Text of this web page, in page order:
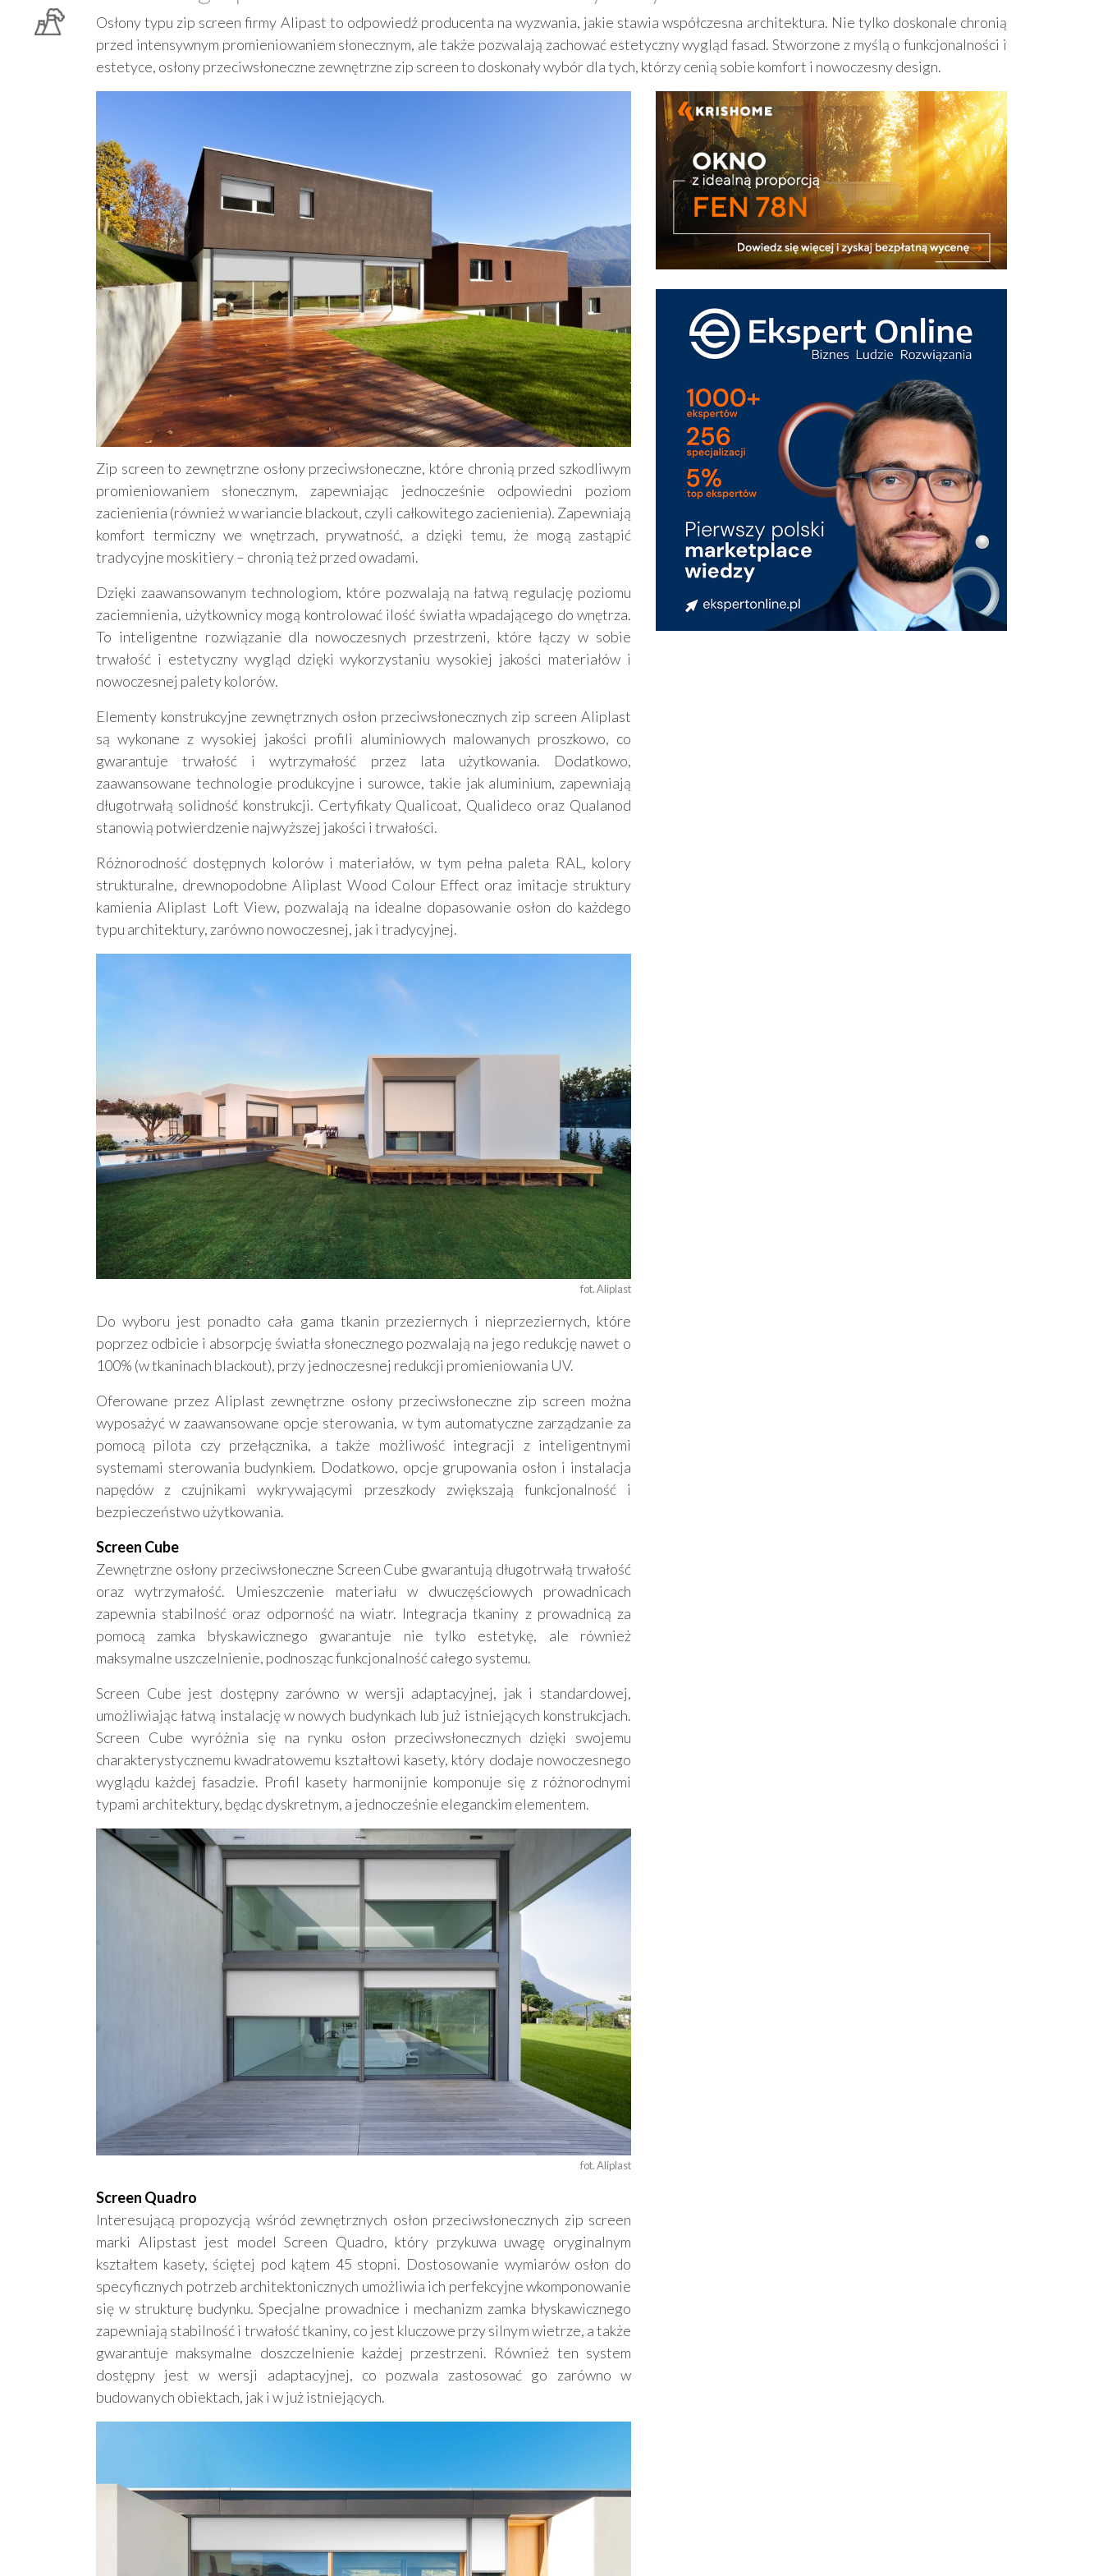
Osłony typu zip screen firmy Alipast to odpowiedź producenta na wyzwania, jakie stawia współczesna architektura. Nie tylko doskonale chronią
przed intensywnym promieniowaniem słonecznym, ale także pozwalają zachować estetyczny wygląd fasad. Stworzone z myślą o funkcjonalności i
estetyce, osłony przeciwsłoneczne zewnętrzne zip screen to doskonały wybór dla tych, którzy cenią sobie komfort i nowoczesny design.
Zip screen to zewnętrzne osłony przeciwsłoneczne, które chronią przed szkodliwym
promieniowaniem słonecznym, zapewniając jednocześnie odpowiedni poziom
zacienienia (również w wariancie blackout, czyli całkowitego zacienienia). Zapewniają
komfort termiczny we wnętrzach, prywatność, a dzięki temu, że mogą zastąpić
tradycyjne moskitiery – chronią też przed owadami.
Dzięki zaawansowanym technologiom, które pozwalają na łatwą regulację poziomu
zaciemnienia, użytkownicy mogą kontrolować ilość światła wpadającego do wnętrza.
To inteligentne rozwiązanie dla nowoczesnych przestrzeni, które łączy w sobie
trwałość i estetyczny wygląd dzięki wykorzystaniu wysokiej jakości materiałów i
nowoczesnej palety kolorów.
Elementy konstrukcyjne zewnętrznych osłon przeciwsłonecznych zip screen Aliplast
są wykonane z wysokiej jakości profili aluminiowych malowanych proszkowo, co
gwarantuje trwałość i wytrzymałość przez lata użytkowania. Dodatkowo,
zaawansowane technologie produkcyjne i surowce, takie jak aluminium, zapewniają
długotrwałą solidność konstrukcji. Certyfikaty Qualicoat, Qualideco oraz Qualanod
stanowią potwierdzenie najwyższej jakości i trwałości.
Różnorodność dostępnych kolorów i materiałów, w tym pełna paleta RAL, kolory
strukturalne, drewnopodobne Aliplast Wood Colour Effect oraz imitacje struktury
kamienia Aliplast Loft View, pozwalają na idealne dopasowanie osłon do każdego
typu architektury, zarówno nowoczesnej, jak i tradycyjnej.
fot. Aliplast
Do wyboru jest ponadto cała gama tkanin przeziernych i nieprzeziernych, które
poprzez odbicie i absorpcję światła słonecznego pozwalają na jego redukcję nawet o
100% (w tkaninach blackout), przy jednoczesnej redukcji promieniowania UV.
Oferowane przez Aliplast zewnętrzne osłony przeciwsłoneczne zip screen można
wyposażyć w zaawansowane opcje sterowania, w tym automatyczne zarządzanie za
pomocą pilota czy przełącznika, a także możliwość integracji z inteligentnymi
systemami sterowania budynkiem. Dodatkowo, opcje grupowania osłon i instalacja
napędów z czujnikami wykrywającymi przeszkody zwiększają funkcjonalność i
bezpieczeństwo użytkowania.
Screen Cube
Zewnętrzne osłony przeciwsłoneczne Screen Cube gwarantują długotrwałą trwałość
oraz wytrzymałość. Umieszczenie materiału w dwuczęściowych prowadnicach
zapewnia stabilność oraz odporność na wiatr. Integracja tkaniny z prowadnicą za
pomocą zamka błyskawicznego gwarantuje nie tylko estetykę, ale również
maksymalne uszczelnienie, podnosząc funkcjonalność całego systemu.
Screen Cube jest dostępny zarówno w wersji adaptacyjnej, jak i standardowej,
umożliwiając łatwą instalację w nowych budynkach lub już istniejących konstrukcjach.
Screen Cube wyróżnia się na rynku osłon przeciwsłonecznych dzięki swojemu
charakterystycznemu kwadratowemu kształtowi kasety, który dodaje nowoczesnego
wyglądu każdej fasadzie. Profil kasety harmonijnie komponuje się z różnorodnymi
typami architektury, będąc dyskretnym, a jednocześnie eleganckim elementem.
fot. Aliplast
Screen Quadro
Interesującą propozycją wśród zewnętrznych osłon przeciwsłonecznych zip screen
marki Alipstast jest model Screen Quadro, który przykuwa uwagę oryginalnym
kształtem kasety, ściętej pod kątem 45 stopni. Dostosowanie wymiarów osłon do
specyficznych potrzeb architektonicznych umożliwia ich perfekcyjne wkomponowanie
się w strukturę budynku. Specjalne prowadnice i mechanizm zamka błyskawicznego
zapewniają stabilność i trwałość tkaniny, co jest kluczowe przy silnym wietrze, a także
gwarantuje maksymalne doszczelnienie każdej przestrzeni. Również ten system
dostępny jest w wersji adaptacyjnej, co pozwala zastosować go zarówno w
budowanych obiektach, jak i w już istniejących.